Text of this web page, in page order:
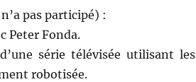
pas participé) :
Peter Fonda.
série télévisée utilisant les
robotisée.